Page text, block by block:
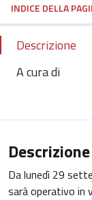
INDICE DELLA
Descrizione
A cura di
Descrizione
Da lunedì 29
sarà operativo in